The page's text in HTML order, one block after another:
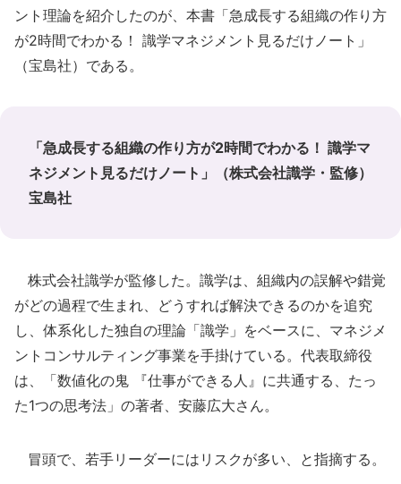
ント理論を紹介したのが、本書「急成長する組織の作り方
が2時間でわかる！ 識学マネジメント見るだけノート」
（宝島社）である。
「急成長する組織の作り方が2時間でわかる！ 識学マ
ネジメント見るだけノート」（株式会社識学・監修）
宝島社
株式会社識学が監修した。識学は、組織内の誤解や錯覚
がどの過程で生まれ、どうすれば解決できるのかを追究
し、体系化した独自の理論「識学」をベースに、マネジメ
ントコンサルティング事業を手掛けている。代表取締役
は、「数値化の鬼 『仕事ができる人』に共通する、たっ
た1つの思考法」の著者、安藤広大さん。
冒頭で、若手リーダーにはリスクが多い、と指摘する。